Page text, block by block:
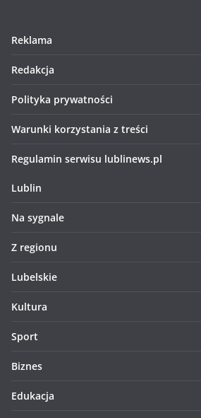
Reklama
Redakcja
Polityka prywatności
Warunki korzystania z treści
Regulamin serwisu lublinews.pl
Lublin
Na sygnale
Z regionu
Lubelskie
Kultura
Sport
Biznes
Edukacja